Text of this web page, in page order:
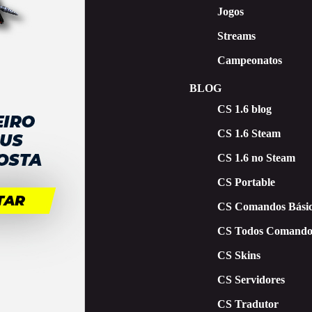
Jogos
Streams
Campeonatos
BLOG
CS 1.6 blog
CS 1.6 Steam
CS 1.6 no Steam
CS Portable
CS Comandos
CS Todos
CS Skins
CS Servidores
CS Tradutor